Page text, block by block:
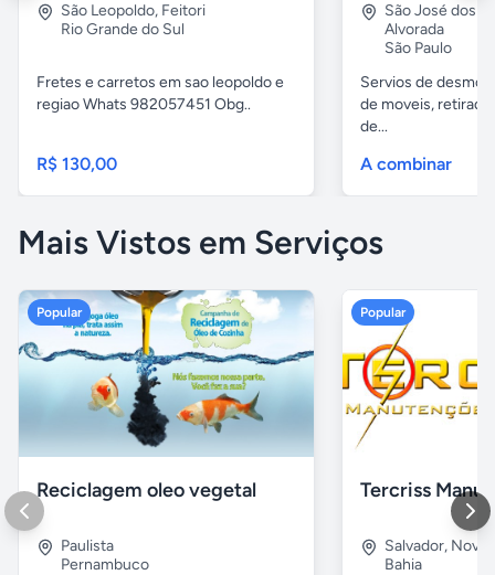
São Leopoldo, Feitori
Rio Grande do Sul
Fretes e carretos em sao leopoldo e
regiao Whats 982057451 Obg..
R$ 130,00
São José dos
Alvorada
São Paulo
Servios de
de moveis,
de...
A combinar
Mais Vistos em Serviços
Popular
Reciclagem oleo vegetal
Paulista
Pernambuco
Popular
Salvador, Nova
Bahia